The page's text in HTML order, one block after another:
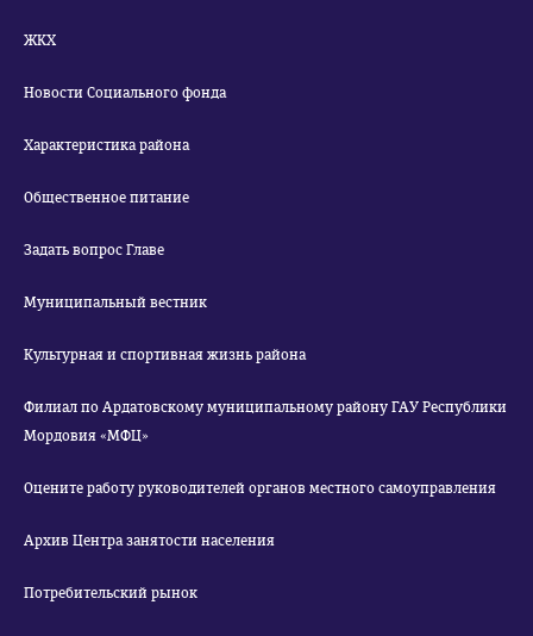
ЖКХ
Новости Социального фонда
Характеристика района
Общественное питание
Задать вопрос Главе
Муниципальный вестник
Культурная и спортивная жизнь района
Филиал по Ардатовскому муниципальному району ГАУ Республики
Мордовия «МФЦ»
Оцените работу руководителей органов местного самоуправления
Архив Центра занятости населения
Потребительский рынок